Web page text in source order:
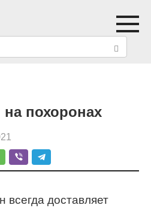
с
:
на похоронах
доставляет